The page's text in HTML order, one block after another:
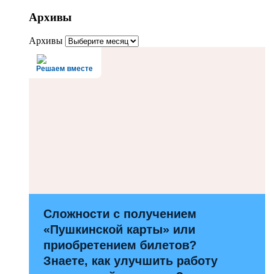
Архивы
Архивы
Решаем вместе
Сложности с получением
«Пушкинской карты» или
приобретением билетов?
Знаете, как улучшить работу